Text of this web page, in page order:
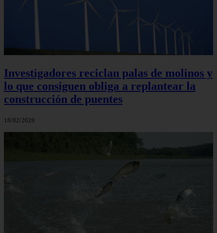
Investigadores reciclan palas de molinos y
lo que consiguen obliga a replantear la
construcción de puentes
18/02/2026